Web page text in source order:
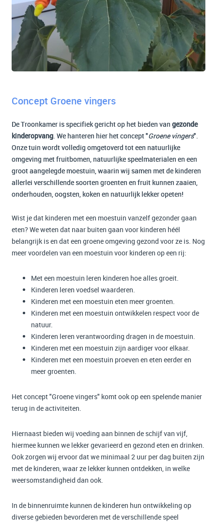
Concept Groene vingers
De Troonkamer is specifiek gericht op het bieden van gezonde
kinderopvang. We hanteren hier het concept "Groene vingers".
Onze tuin wordt volledig omgetoverd tot een natuurlijke
omgeving met fruitbomen, natuurlijke speelmaterialen en een
groot aangelegde moestuin, waarin wij samen met de kinderen
allerlei verschillende soorten groenten en fruit kunnen zaaien,
onderhouden, oogsten, koken en natuurlijk lekker opeten!
Wist je dat kinderen met een moestuin vanzelf gezonder gaan
eten? We weten dat naar buiten gaan voor kinderen héél
belangrijk is en dat een groene omgeving gezond voor ze is. Nog
meer voordelen van een moestuin voor kinderen op een rij:
Met een moestuin leren kinderen hoe alles groeit.
Kinderen leren voedsel waarderen.
Kinderen met een moestuin eten meer groenten.
Kinderen met een moestuin ontwikkelen respect voor de
natuur.
Kinderen leren verantwoording dragen in de moestuin.
Kinderen met een moestuin zijn aardiger voor elkaar.
Kinderen met een moestuin proeven en eten eerder en
meer groenten.
Het concept "Groene vingers" komt ook op een spelende manier
terug in de activiteiten.
Hiernaast bieden wij voeding aan binnen de schijf van vijf,
hiermee kunnen we lekker gevarieerd en gezond eten en drinken.
Ook zorgen wij ervoor dat we minimaal 2 uur per dag buiten zijn
met de kinderen, waar ze lekker kunnen ontdekken, in welke
weersomstandigheid dan ook.
In de binnenruimte kunnen de kinderen hun ontwikkeling op
diverse gebieden bevorderen met de verschillende speel